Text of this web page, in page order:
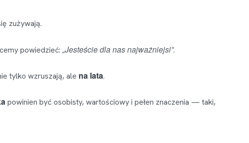
zużywają.
powiedzieć: „Jesteście dla nas najważniejsi”.
tylko wzruszają, ale na lata.
powinien być osobisty, wartościowy i pełen znaczenia — taki,